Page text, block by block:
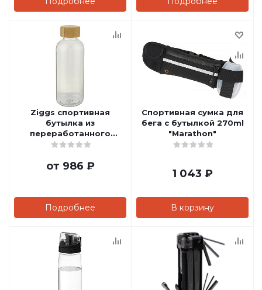
Ziggs спортивная
бутылка из
переработанного
пластика объемом 650
от 986 ₽
Подробнее
Спортивная сумка для
бега с бутылкой 270ml
"Marathon"
1 043 ₽
В корзину